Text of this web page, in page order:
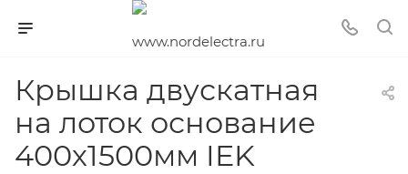
Крышка двускатная
на лоток основание
400х1500мм IEK